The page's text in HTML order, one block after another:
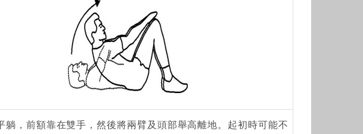
躺，前額靠在雙手，然後將兩臂及頭部舉高離地。起初時可能不